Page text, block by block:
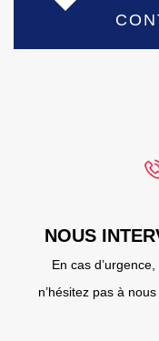
NOUS
En cas
n’hésitez pas à